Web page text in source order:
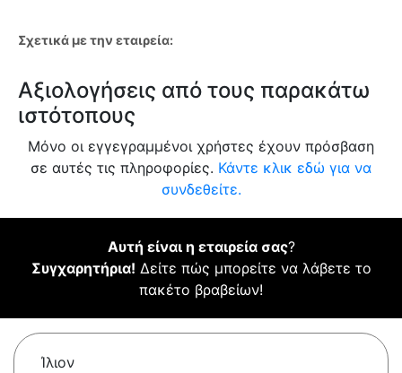
Σχετικά με την εταιρεία:
Αξιολογήσεις από τους παρακάτω
ιστότοπους
Μόνο οι εγγεγραμμένοι χρήστες έχουν πρόσβαση
σε αυτές τις πληροφορίες. Κάντε κλικ εδώ για να
συνδεθείτε.
Αυτή είναι η εταιρεία σας?
Συγχαρητήρια! Δείτε πώς μπορείτε να λάβετε το
πακέτο βραβείων!
Ίλιον